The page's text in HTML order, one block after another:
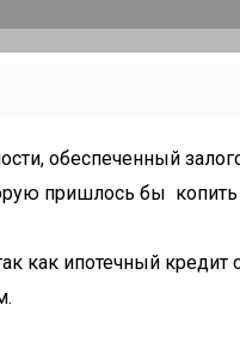
обеспеченный
пришлось бы копить
как ипотечный кредит